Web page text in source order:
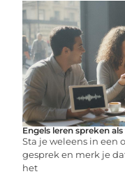
Engels leren spreken
Sta je weleens in een
gesprek en merk je
het